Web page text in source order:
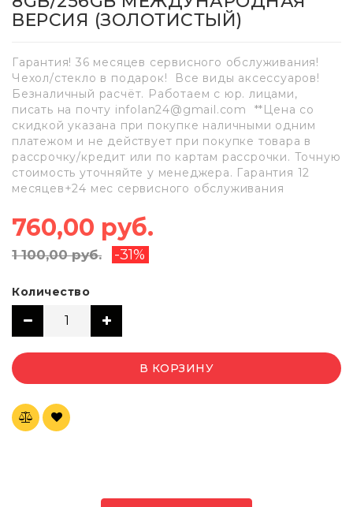
ВЕРСИЯ (ЗОЛОТИСТЫЙ)
Гарантия! 36 месяцев сервисного обслуживания!
Чехол/стекло в подарок! Все виды аксессуаров!
Безналичный расчёт. Работаем с юр. лицами,
писать на почту infolan24@gmail.com **Цена со
скидкой указана при покупке наличными одним
платежом и не действует при покупке товара в
рассрочку/кредит или по картам рассрочки. Точную
стоимость уточняйте у менеджера. Гарантия 12
месяцев+24 мес сервисного обслуживания
760,00 руб.
1 100,00 руб. -31%
Количество
В КОРЗИНУ